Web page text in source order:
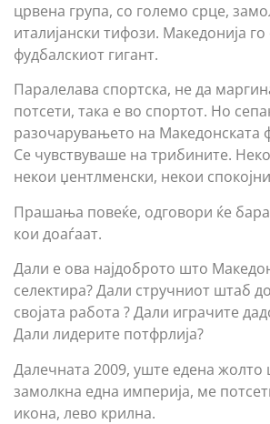
црвена група, со големо срце,
италијански тифози. Македонија
фудбалскиот гигант.
Паралелава спортска, не да
потсети, така е во спортот. Но
разочарувањето на Македонската
Се чувствуваше на трибините.
некои џентлменски, некои
Прашања повеќе, одговори ќе
кои доаѓаат.
Дали е ова најдоброто што
селектира? Дали стручниот штаб
својата работа ? Дали играчите
Дали лидерите потфрлија?
Далечната 2009, уште едена жолто
замолкна една империја, ме
икона, лево крилна.